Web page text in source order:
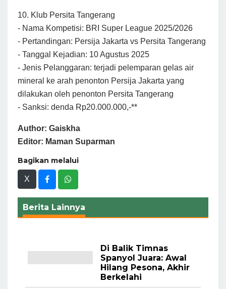
10. Klub Persita Tangerang
- Nama Kompetisi: BRI Super League 2025/2026
- Pertandingan: Persija Jakarta vs Persita Tangerang
- Tanggal Kejadian: 10 Agustus 2025
- Jenis Pelanggaran: terjadi pelemparan gelas air
mineral ke arah penonton Persija Jakarta yang
dilakukan oleh penonton Persita Tangerang
- Sanksi: denda Rp20.000.000,-**
Author: Gaiskha
Editor: Maman Suparman
Bagikan melalui
X
Berita Lainnya
Di Balik Timnas
Spanyol Juara: Awal
Hilang Pesona, Akhir
Berkelahi